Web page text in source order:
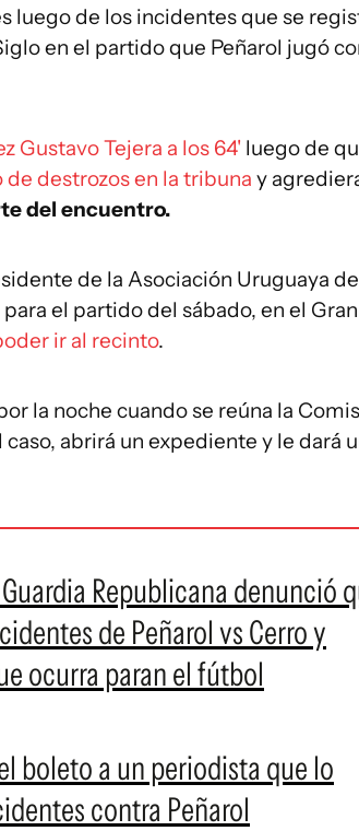
luego de los incidentes que se
en el partido que Peñarol jugó
Gustavo Tejera a los 64' luego de
destrozos en la tribuna y
del encuentro.
de la Asociación Uruguaya
el partido del sábado, en el
ir al recinto.
la noche cuando se reúna la
abrirá un expediente y le dará
Republicana denunció
de Peñarol vs Cerro y
ocurra paran el fútbol
boleto a un periodista que lo
contra Peñarol